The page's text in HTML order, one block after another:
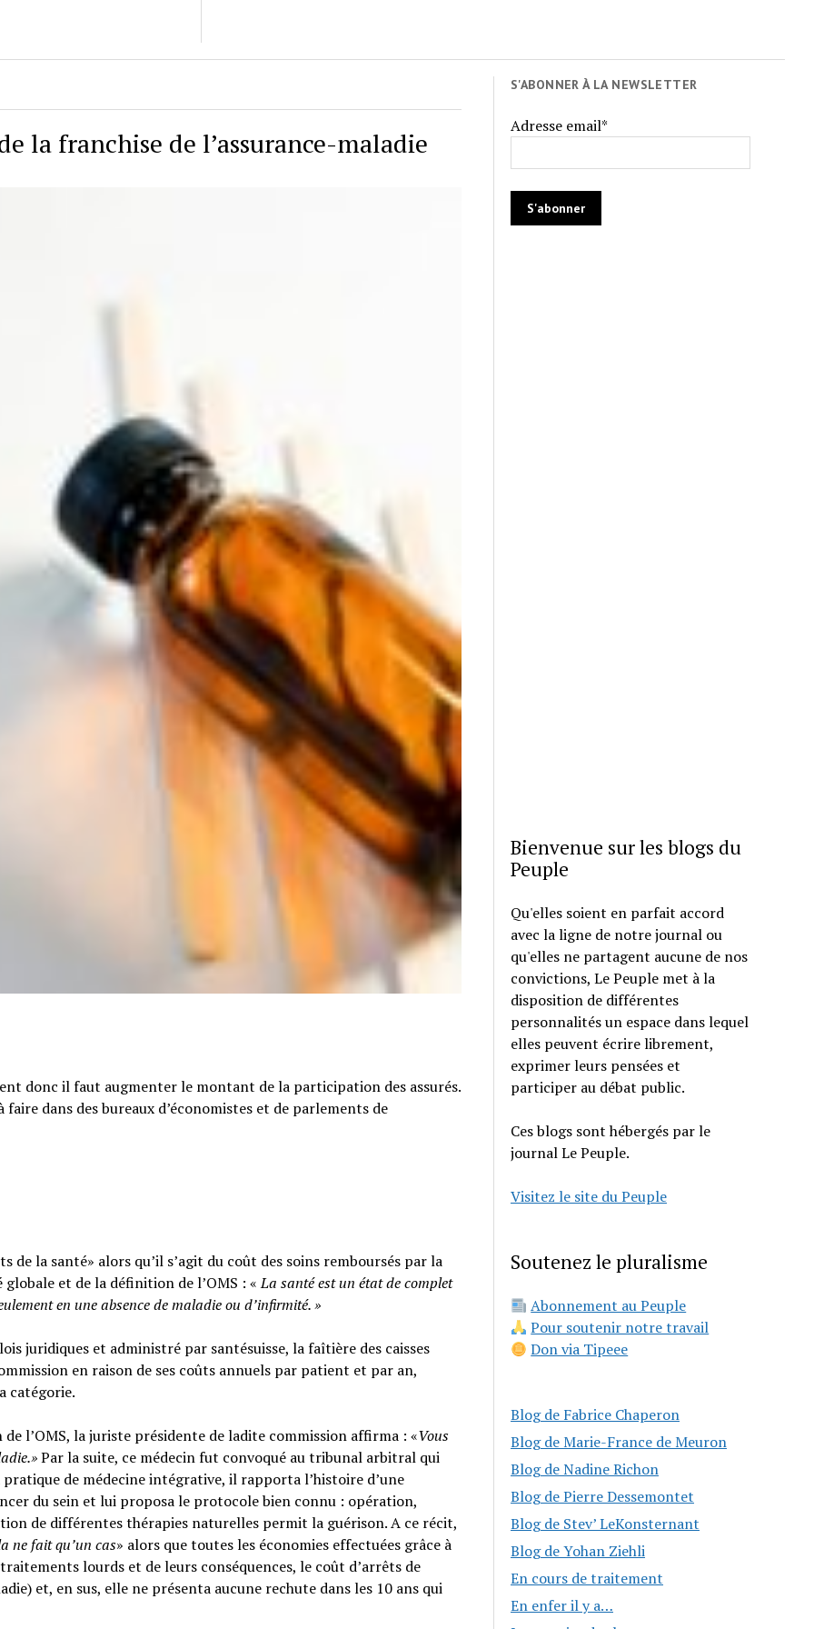
la franchise de l’assurance-maladie
donc il faut augmenter le montant de la participation des assurés.
dans des bureaux d’économistes et de parlements de
de la santé» alors qu’il s’agit du coût des soins remboursés par la
et de la définition de l’OMS : «La santé est un état de complet
en une absence de maladie ou d’infirmité.»
juridiques et administré par santésuisse, la faîtière des caisses
en raison de ses coûts annuels par patient et par an,
catégorie.
l’OMS, la juriste présidente de ladite commission affirma : «Vous
Par la suite, ce médecin fut convoqué au tribunal arbitral qui
de médecine intégrative, il rapporta l’histoire d’une
du sein et lui proposa le protocole bien connu : opération,
de différentes thérapies naturelles permit la guérison. A ce récit,
ne fait qu’un cas» alors que toutes les économies effectuées grâce à
lourds et de leurs conséquences, le coût d’arrêts de
et, en sus, elle ne présenta aucune rechute dans les 10 ans qui
S'ABONNER À LA NEWSLETTER
Adresse email*
Bienvenue sur les blogs du
Peuple
Qu'elles soient en parfait accord
avec la ligne de notre journal ou
qu'elles ne partagent aucune de nos
convictions, Le Peuple met à la
disposition de différentes
personnalités un espace dans lequel
elles peuvent écrire librement,
exprimer leurs pensées et
participer au débat public.
Ces blogs sont hébergés par le
journal Le Peuple.
Visitez le site du Peuple
Soutenez le pluralisme
Abonnement au Peuple
Pour soutenir notre travail
Don via Tipeee
Blog de Fabrice Chaperon
Blog de Marie-France de Meuron
Blog de Nadine Richon
Blog de Pierre Dessemontet
Blog de Stev’ LeKonsternant
Blog de Yohan Ziehli
En cours de traitement
En enfer il y a…